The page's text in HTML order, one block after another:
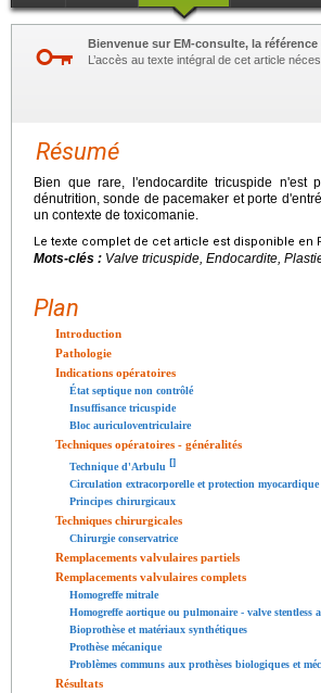
Bienvenue sur EM-consulte, la
L’accès au texte intégral de cet article
Résumé
Bien que rare, l'endocardite tricuspide n'est
dénutrition, sonde de pacemaker et porte
un contexte de toxicomanie.
Le texte complet de cet article est disponible en
Mots-clés : Valve tricuspide, Endocardite,
Plan
Introduction
Pathologie
Indications opératoires
État septique non contrôlé
Insuffisance tricuspide
Bloc auriculoventriculaire
Techniques opératoires - généralités
Technique d'Arbulu []
Circulation extracorporelle et protection myocardique
Principes chirurgicaux
Techniques chirurgicales
Chirurgie conservatrice
Remplacements valvulaires partiels
Remplacements valvulaires complets
Homogreffe mitrale
Homogreffe aortique ou pulmonaire - valve stentless
Bioprothèse et matériaux synthétiques
Prothèse mécanique
Problèmes communs aux prothèses biologiques et
Résultats